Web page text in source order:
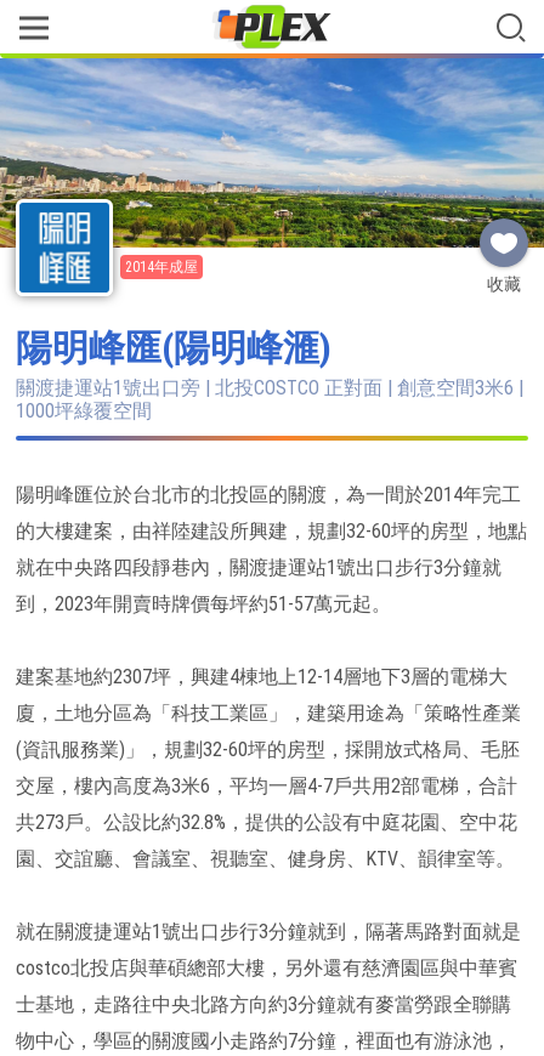
收藏
2014年成屋
陽明峰匯(陽明峰滙)
關渡捷運站1號出口旁 | 北投COSTCO 正對面 | 創意空間3米6 |
1000坪綠覆空間
陽明峰匯位於台北市的北投區的關渡，為一間於2014年完工
的大樓建案，由祥陸建設所興建，規劃32-60坪的房型，地點
就在中央路四段靜巷內，關渡捷運站1號出口步行3分鐘就
到，2023年開賣時牌價每坪約51-57萬元起。
建案基地約2307坪，興建4棟地上12-14層地下3層的電梯大
廈，土地分區為「科技工業區」，建築用途為「策略性產業
(資訊服務業)」，規劃32-60坪的房型，採開放式格局、毛胚
交屋，樓內高度為3米6，平均一層4-7戶共用2部電梯，合計
共273戶。公設比約32.8%，提供的公設有中庭花園、空中花
園、交誼廳、會議室、視聽室、健身房、KTV、韻律室等。
就在關渡捷運站1號出口步行3分鐘就到，隔著馬路對面就是
costco北投店與華碩總部大樓，另外還有慈濟園區與中華賓
士基地，走路往中央北路方向約3分鐘就有麥當勞跟全聯購
物中心，學區的關渡國小走路約7分鐘，裡面也有游泳池，